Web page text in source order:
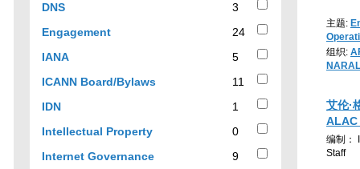
results
topic
DNS3
3
Engagement24
24
IANA
5
ICANN Board/Bylaws11
11
IDN1
1
Intellectual Property0
0
Internet Governance9
9
主题:
组织:
艾伦·
ALAC
编制：
Staff